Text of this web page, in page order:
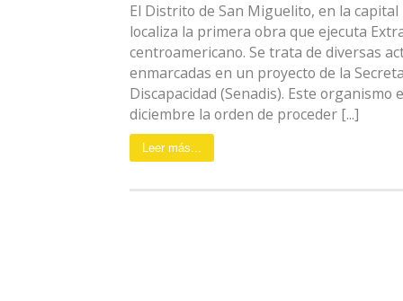
El Distrito de San Miguelito, en la
localiza la primera obra que ejecuta
centroamericano. Se trata de diversas
enmarcadas en un proyecto de la
Discapacidad (Senadis). Este organismo
diciembre la orden de proceder [...]
Leer más...